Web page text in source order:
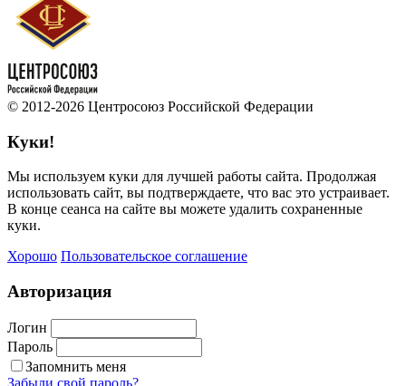
© 2012-2026 Центросоюз Российской Федерации
Куки!
Мы используем куки для лучшей работы сайта. Продолжая
использовать сайт, вы подтверждаете, что вас это устраивает.
В конце сеанса на сайте вы можете удалить сохраненные
куки.
Хорошо Пользовательское соглашение
Авторизация
Логин
Пароль
Запомнить меня
Забыли свой пароль?